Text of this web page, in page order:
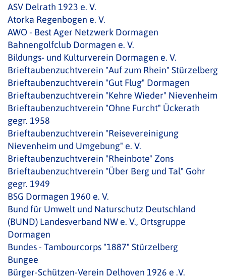
ASV Delrath 1923 e. V.
Atorka Regenbogen e. V.
AWO - Best Ager Netzwerk Dormagen
Bahnengolfclub Dormagen e. V.
Bildungs- und Kulturverein Dormagen e. V.
Brieftaubenzuchtverein "Auf zum Rhein" Stürzelberg
Brieftaubenzuchtverein "Gut Flug" Dormagen
Brieftaubenzuchtverein "Kehre Wieder" Nievenheim
Brieftaubenzuchtverein "Ohne Furcht" Ückerath
gegr. 1958
Brieftaubenzuchtverein "Reisevereinigung
Nievenheim und Umgebung" e. V.
Brieftaubenzuchtverein "Rheinbote" Zons
Brieftaubenzuchtverein "Über Berg und Tal" Gohr
gegr. 1949
BSG Dormagen 1960 e. V.
Bund für Umwelt und Naturschutz Deutschland
(BUND) Landesverband NW e. V., Ortsgruppe
Dormagen
Bundes - Tambourcorps "1887" Stürzelberg
Bungee
Bürger-Schützen-Verein Delhoven 1926 e .V.